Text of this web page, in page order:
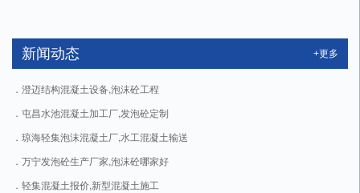
新闻动态 +更多
澄迈结构混凝土设备,泡沫砼工程
屯昌水池混凝土加工厂,发泡砼定制
琼海轻集泡沫混凝土厂,水工混凝土输送
万宁发泡砼生产厂家,泡沫砼哪家好
轻集混凝土报价,新型混凝土施工